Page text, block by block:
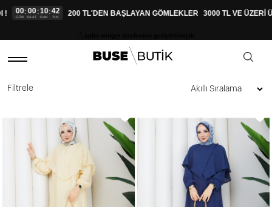
10
DAK
40
SN 200 TL'DEN BAŞLAYAN GÖMLEKLER 3000 TL VE ÜZERİ ÜCRETSİZ
Filtrele